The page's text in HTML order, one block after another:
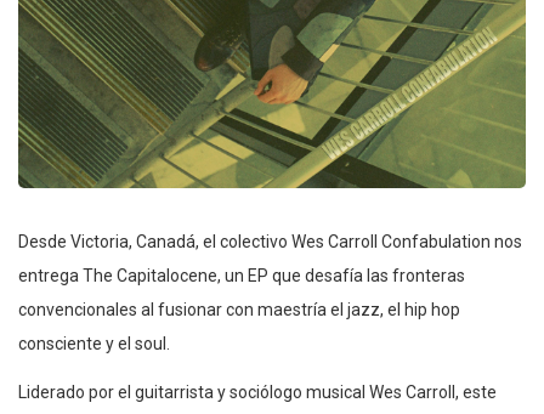
Desde Victoria, Canadá, el colectivo Wes Carroll Confabulation nos
entrega The Capitalocene, un EP que desafía las fronteras
convencionales al fusionar con maestría el jazz, el hip hop
consciente y el soul.
Liderado por el guitarrista y sociólogo musical Wes Carroll, este